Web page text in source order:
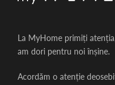
La MyHome primiți
am dori pentru noi înșine.
Acordăm o atenție